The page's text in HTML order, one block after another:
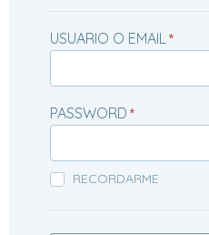
USUARIO O EMAIL *
PASSWORD *
RECORDARME